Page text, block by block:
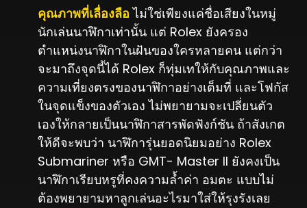
คุณภาพที่เลื่องลือ ไม่ใช่เพียงแค่ชื่อเสียงในหมู่
นักเล่นนาฬิกาเท่านั้น แต่ Rolex ยังครอง
ตำแหน่งนาฬิกาในฝันของใครหลายคน แต่กว่า
จะมาถึงจุดนี้ได้ Rolex ก็ทุ่มเทให้กับคุณภาพและ
ความเที่ยงตรงของนาฬิกาอย่างเต็มที่ และโฟกัส
ในจุดแข็งของตัวเอง ไม่พยายามจะเปลี่ยนตัว
เองให้กลายเป็นนาฬิกาสารพัดฟังก์ชัน ถ้าสังเกต
ให้ดีจะพบว่า นาฬิการุ่นยอดนิยมอย่าง Rolex
Submariner หรือ GMT- Master II ยังคงเป็น
นาฬิกาเรียบหรูที่คงความล้ำค่า อมตะ แบบไม่
ต้องพยายามหาลูกเล่นอะไรมาใส่ให้รุงรังเลย